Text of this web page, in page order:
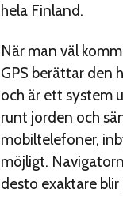
hela Finland.
När man väl
GPS berättar den
och är ett system
runt jorden och
mobiltelefoner,
möjligt.
desto exaktare